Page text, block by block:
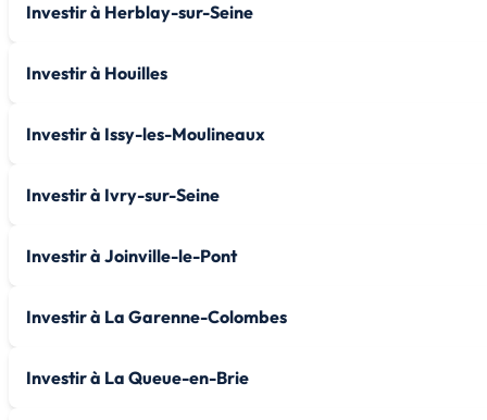
Investir à Herblay-sur-Seine
Investir à Houilles
Investir à Issy-les-Moulineaux
Investir à Ivry-sur-Seine
Investir à Joinville-le-Pont
Investir à La Garenne-Colombes
Investir à La Queue-en-Brie